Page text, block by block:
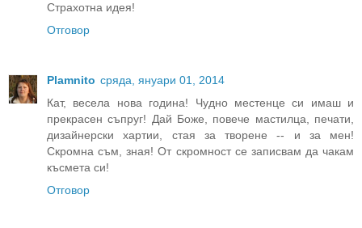
Страхотна идея!
Отговор
Plamnito сряда, януари 01, 2014
Кат, весела нова година! Чудно местенце си имаш и
прекрасен съпруг! Дай Боже, повече мастилца, печати,
дизайнерски хартии, стая за творене -- и за мен!
Скромна съм, зная! От скромност се записвам да чакам
късмета си!
Отговор